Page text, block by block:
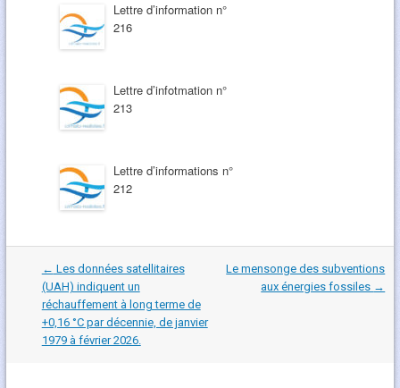
Lettre d’information n°
216
Lettre d’infotmation n°
213
Lettre d’informations n°
212
Navigation
dans
les
articles
← Les données satellitaires
(UAH) indiquent un
réchauffement à long terme de
+0,16 °C par décennie, de janvier
1979 à février 2026.
Le mensonge des subventions
aux énergies fossiles →